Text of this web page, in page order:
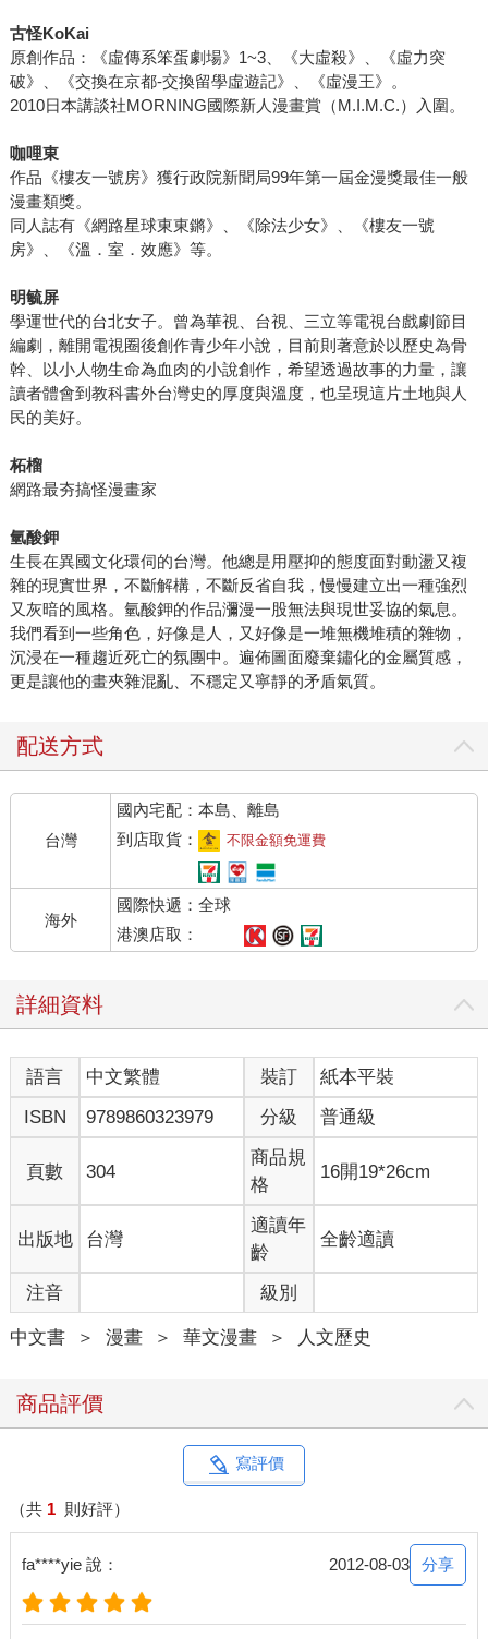
古怪KoKai
原創作品：《虛傳系笨蛋劇場》1~3、《大虛殺》、《虛力突
破》、《交換在京都-交換留學虛遊記》、《虛漫王》。
2010日本講談社MORNING國際新人漫畫賞（M.I.M.C.）入圍。
咖哩東
作品《樓友一號房》獲行政院新聞局99年第一屆金漫獎最佳一般
漫畫類獎。
同人誌有《網路星球東東鏘》、《除法少女》、《樓友一號
房》、《溫．室．效應》等。
明毓屏
學運世代的台北女子。曾為華視、台視、三立等電視台戲劇節目
編劇，離開電視圈後創作青少年小說，目前則著意於以歷史為骨
幹、以小人物生命為血肉的小說創作，希望透過故事的力量，讓
讀者體會到教科書外台灣史的厚度與溫度，也呈現這片土地與人
民的美好。
柘榴
網路最夯搞怪漫畫家
氫酸鉀
生長在異國文化環伺的台灣。他總是用壓抑的態度面對動盪又複
雜的現實世界，不斷解構，不斷反省自我，慢慢建立出一種強烈
又灰暗的風格。氫酸鉀的作品瀰漫一股無法與現世妥協的氣息。
我們看到一些角色，好像是人，又好像是一堆無機堆積的雜物，
沉浸在一種趨近死亡的氛團中。遍佈圖面廢棄鏽化的金屬質感，
更是讓他的畫夾雜混亂、不穩定又寧靜的矛盾氣質。
配送方式
台灣
國內宅配：本島、離島
到店取貨：
不限金額免運費
海外
國際快遞：全球
港澳店取：
詳細資料
語言 中文繁體 裝訂
紙本平裝
ISBN
9789860323979 分級 普通級
頁數 304
商品規
格
16開19*26cm
出版地 台灣
適讀年
齡
全齡適讀
注音 級別
中文書 ＞ 漫畫 ＞ 華文漫畫 ＞ 人文歷史
商品評價
寫評價
（共 1 則好評）
fa****yie 說： 2012-08-03 分享